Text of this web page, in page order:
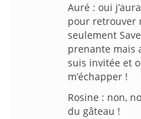
Auré : oui
pour retrouver
seulement
prenante mais
suis invitée et
m’échapper !
Rosine : non,
du gâteau !